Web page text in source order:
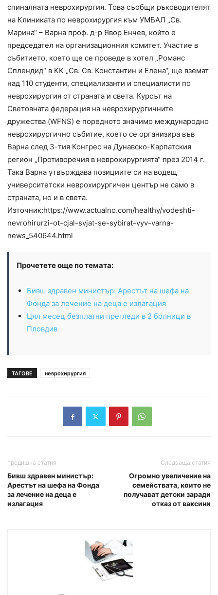
спиналната неврохирургия. Това съобщи ръководителят
на Клиниката по неврохирургия към УМБАЛ „Св.
Марина“ – Варна проф. д-р Явор Енчев, който е
председател на организационния комитет. Участие в
събитието, което ще се проведе в хотел „Романс
Сплендид“ в КК „Св. Св. Константин и Елена“, ще вземат
над 110 студенти, специализанти и специалисти по
неврохирургия от страната и света. Курсът на
Световната федерация на неврохирургичните
дружества (WFNS) е поредното значимо международно
неврохирургично събитие, което се организира във
Варна след 3-тия Конгрес на Дунавско-Карпатския
регион „Противоречия в неврохирургията“ през 2014 г.
Така Варна утвърждава позициите си на водещ
университетски неврохирургичен център не само в
страната, но и в света.
Източник:https://www.actualno.com/healthy/vodeshti-
nevrohirurzi-ot-cjal-svjat-se-sybirat-vyv-varna-
news_540644.html
Прочетете още по темата:
Бивш здравен министър: Арестът на шефа на
Фонда за лечение на деца е излагация
Цял месец безплатни прегледи в 2 болници в
Пловдив
ТАГОВЕ неврохирургия
предишна статия
Бивш здравен министър:
Арестът на шефа на Фонда
за лечение на деца е
излагация
Следваща статия
Огромно увеличение на
семействата, които не
получават детски заради
отказ от ваксини